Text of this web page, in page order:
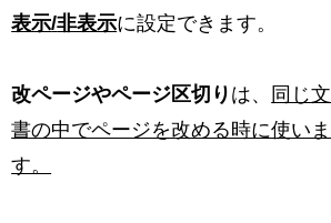
表示/非表示に設定できます。
改ページやページ区切り は、
同じ文
書の中でページを改める時に使いま
す。